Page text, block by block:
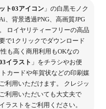
ト03アイコン」の白黒モノク
、背景透過PNG、高画質JPG
ロイヤリティーフリーの高品
で1クリックでダウンロード
も高く商用利用もOKなの
イラスト 」をチラシやお便
カードや年賀状などの印刷媒
利用いただけます。 クレジッ
利用いただいても大丈夫で
ラストをご利用ください。